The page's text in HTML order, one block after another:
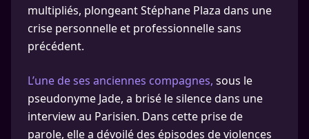
multipliés, plongeant Stéphane Plaza dans une
crise personnelle et professionnelle sans
précédent.
L’une de ses anciennes compagnes, sous le
pseudonyme Jade, a brisé le silence dans une
interview au Parisien. Dans cette prise de
parole, elle a dévoilé des épisodes de violences